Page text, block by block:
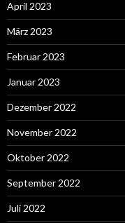
April 2023
März 2023
Februar 2023
Januar 2023
Dezember 2022
November 2022
Oktober 2022
September 2022
Juli 2022